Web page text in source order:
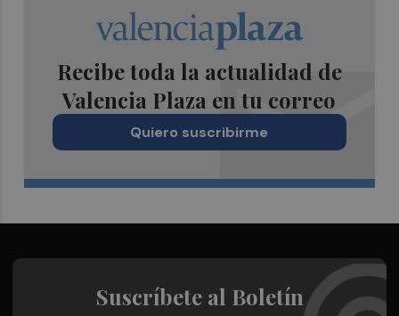
Recibe toda la actualidad de
Valencia Plaza en tu correo
Quiero suscribirme
Suscríbete al Boletín